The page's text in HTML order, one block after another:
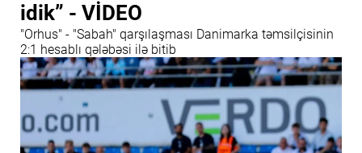
idik” - VİDEO
"Orhus" - "Sabah" qarşılaşması Danimarka təmsilçisinin
2:1 hesablı qələbəsi ilə bitib